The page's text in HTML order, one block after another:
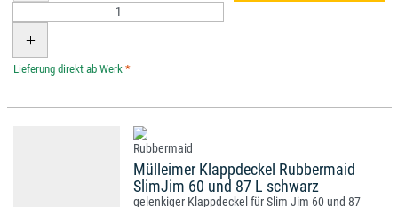
*
Mülleimer Klappdeckel Rubbermaid
SlimJim 60 und 87 L schwarz
gelenkiger Klappdeckel für Slim Jim 60 und 87